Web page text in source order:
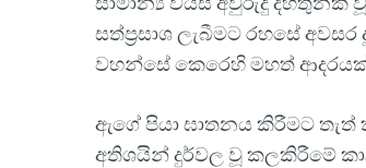
සත්ප්‍රසාශ ලැබීමට රහසේ
වහන්සේ කෙරෙහි මහත්
ඇගේ පියා ඝාතනය කිරීමට
අතිශයින් දුර්වල වූ කලකිරීමේ